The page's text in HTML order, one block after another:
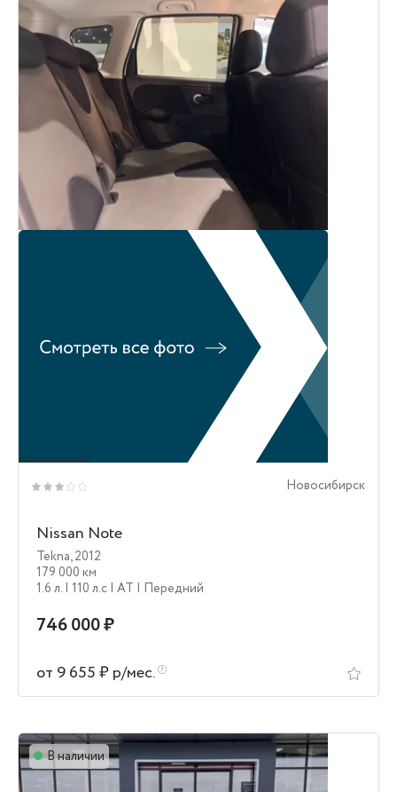
Новосибирск
Nissan Note
Tekna,2012
179 000 км
1.6 л. | 110 л.c | AT | Передний
746 000 ₽
от 9 655 ₽ р/мес.
В наличии